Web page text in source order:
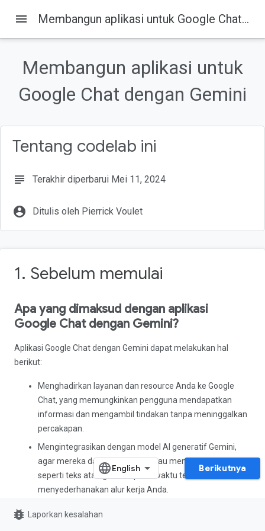
Pada halaman ini
1. Sebelum memulai
Apa yang dimaksud dengan aplikasi Google Chat dengan Gemini?
Gemini?
Prasyarat
Yang Anda bangun
menu Membangun aplikasi untuk Google Chat dengan Gemini
Membangun aplikasi untuk
Google Chat dengan Gemini
Tentang codelab ini
subject Terakhir diperbarui Mei 11, 2024
account_circle Ditulis oleh Pierrick Voulet
1. Sebelum memulai
Apa yang dimaksud dengan aplikasi
Google Chat dengan Gemini?
Aplikasi Google Chat dengan Gemini dapat melakukan hal
berikut:
Menghadirkan layanan dan resource Anda ke Google
Chat, yang memungkinkan pengguna mendapatkan
informasi dan mengambil tindakan tanpa meninggalkan
percakapan.
Mengintegrasikan dengan model AI generatif Gemini,
agar mereka dapat membuat atau menelusuri data
seperti teks atau gambar pada waktu tertentu untuk
menyederhanakan alur kerja Anda.
Mengapa perlu mengintegrasikan aplikasi
Berikutnya
bug_report Laporkan kesalahan